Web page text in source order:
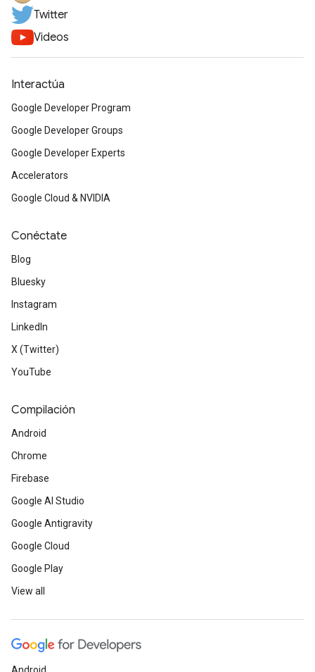
Twitter
Videos
Interactúa
Google Developer Program
Google Developer Groups
Google Developer Experts
Accelerators
Google Cloud & NVIDIA
Conéctate
Blog
Bluesky
Instagram
LinkedIn
X (Twitter)
YouTube
Compilación
Android
Chrome
Firebase
Google AI Studio
Google Antigravity
Google Cloud
Google Play
View all